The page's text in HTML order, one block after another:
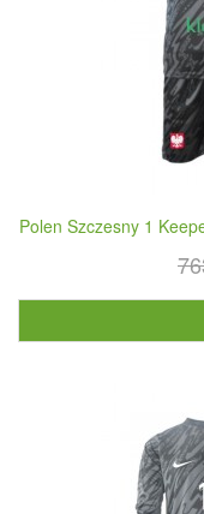
Polen Szczesny 1